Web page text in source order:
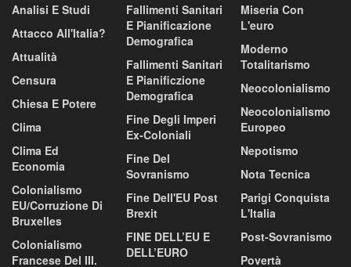
Analisi E Studi
Attacco All'Italia?
Attualità
Censura
Chiesa E Potere
Clima
Clima Ed
Economia
Colonialismo
EU/corruzione Di
Bruxelles
Colonialismo
Francese Del III.
Fallimenti Sanitari
E Pianificazione
Demografica
Fallimenti Sanitari
E Pianificzione
Demografica
Fine Degli Imperi
Ex-Coloniali
Fine Del
Sovranismo
Fine Dell'EU Post
Brexit
FINE DELL’EU E
DELL’EURO
Miseria Con
L'euro
Moderno
Totalitarismo
Neocolonialismo
Neocolonialismo
Europeo
Nepotismo
Nota Tecnica
Parigi Conquista
L'Italia
Post-Sovranismo
Povertà